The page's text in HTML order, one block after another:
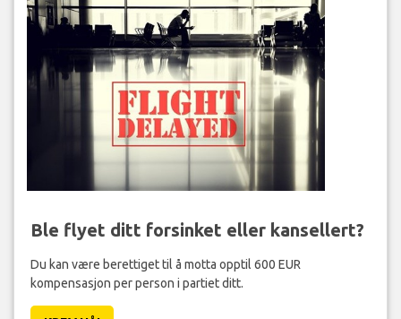
Ble flyet ditt forsinket eller kansellert?
Du kan være berettiget til å motta opptil 600 EUR
kompensasjon per person i partiet ditt.